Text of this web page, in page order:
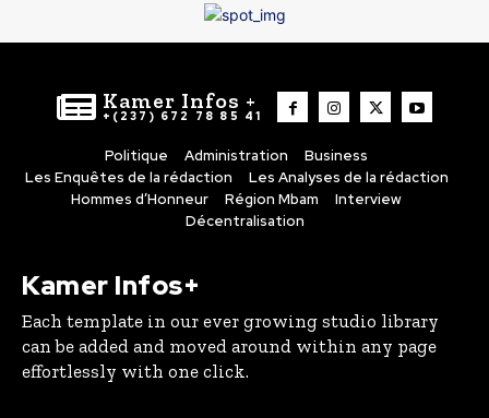
Kamer Infos +
+(237) 672 78 85 41
Politique Administration
Business
Les Enquêtes de la rédaction
Les Analyses de la rédaction
Hommes d’Honneur
Région Mbam
Interview
Décentralisation
Kamer Infos+
Each template in our ever growing studio library
can be added and moved around within any page
effortlessly with one click.